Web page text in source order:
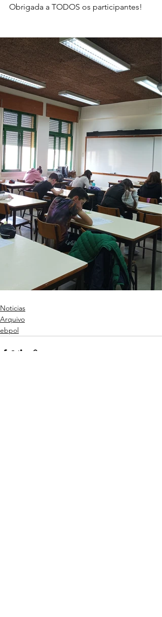
Obrigada a TODOS os participantes!
Noticias
Arquivo
ebpol